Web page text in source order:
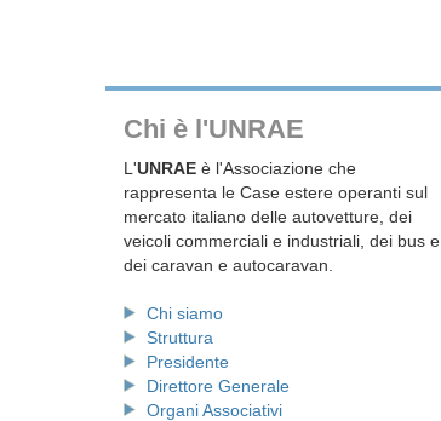
Chi è l'UNRAE
L'UNRAE è l'Associazione che
rappresenta le Case estere operanti sul
mercato italiano delle autovetture, dei
veicoli commerciali e industriali, dei bus e
dei caravan e autocaravan.
Chi siamo
Struttura
Presidente
Direttore Generale
Organi Associativi